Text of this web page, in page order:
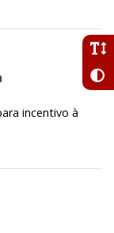
incentivo à